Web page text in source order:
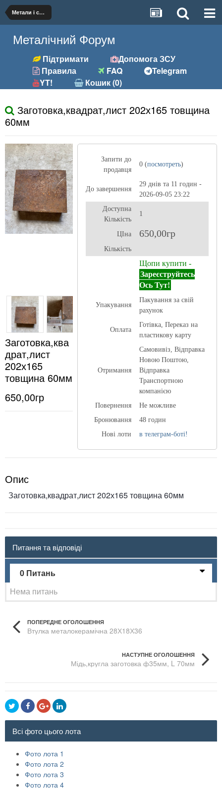
Метали і сплави
Металічний Форум
Підтримати
Допомога ЗСУ
Правила
FAQ
Telegram
YT!
Кошик (0)
Заготовка,квадрат,лист 202х165 товщина
60мм
Заготовка,ква
драт,лист
202х165
товщина 60мм
650,00гр
Запити до
продавця
0 (посмотреть)
До завершення
29 днів та 11 годин -
2026-09-05 23:22
Доступна
Кількість
1
ЦІна 650,00гр
Кількість
Щопи купити -
Зареєструйтесь
Ось Тут!
Упакування
Пакування за свій
рахунок
Оплата
Готівка, Переказ на
пластикову карту
Отримання
Самовивіз, Відправка
Новою Поштою,
Відправка
Транспортною
компанією
Повернення
Не можливе
Бронювання
48 годин
Нові лоти
в телеграм-боті!
Опис
Заготовка,квадрат,лист 202х165 товщина 60мм
Питання та відповіді
0 Питань
Нема питань
ПОПЕРЕДНЕ ОГОЛОШЕННЯ
Втулка металокерамічна 28Х18Х36
НАСТУПНЕ ОГОЛОШЕННЯ
Мідь,кругла заготовка ф35мм, L 70мм
Всі фото цього лота
Фото лота 1
Фото лота 2
Фото лота 3
Фото лота 4